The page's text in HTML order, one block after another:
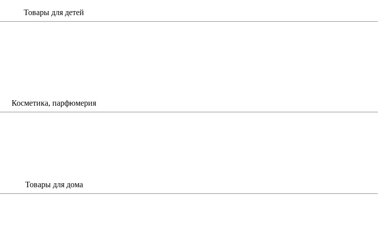
Товары для детей
Косметика, парфюмерия
Товары для дома